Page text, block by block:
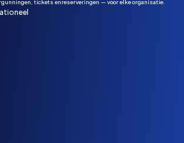
tickets enreserveringen — voor elke organisatie.